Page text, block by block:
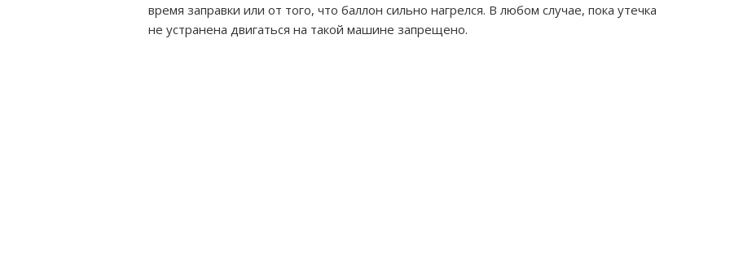
время заправки или от того, что баллон сильно нагрелся. В любом случае, пока утечка
не устранена двигаться на такой машине запрещено.